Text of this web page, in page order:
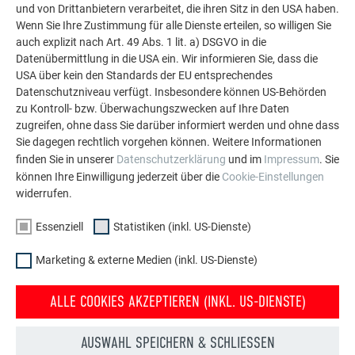
weitere beeindruckende Projekte mit den langlebigen
PREFA Aluminiumlösungen für Dach, Solar und
Fassade.
MEHR REFERENZEN ANSEHEN
und von Drittanbietern verarbeitet, die ihren Sitz in den USA haben.
Wenn Sie Ihre Zustimmung für alle Dienste erteilen, so willigen Sie
auch explizit nach Art. 49 Abs. 1 lit. a) DSGVO in die
Datenübermittlung in die USA ein. Wir informieren Sie, dass die
USA über kein den Standards der EU entsprechendes
Datenschutzniveau verfügt. Insbesondere können US-Behörden
zu Kontroll- bzw. Überwachungszwecken auf Ihre Daten
zugreifen, ohne dass Sie darüber informiert werden und ohne dass
Sie dagegen rechtlich vorgehen können. Weitere Informationen
finden Sie in unserer Datenschutzerklärung und im Impressum. Sie
können Ihre Einwilligung jederzeit über die Cookie-Einstellungen
widerrufen.
Essenziell Statistiken (inkl. US-Dienste)
Marketing & externe Medien (inkl. US-Dienste)
ALLE COOKIES AKZEPTIEREN (INKL. US-DIENSTE)
AUSWAHL SPEICHERN & SCHLIESSEN